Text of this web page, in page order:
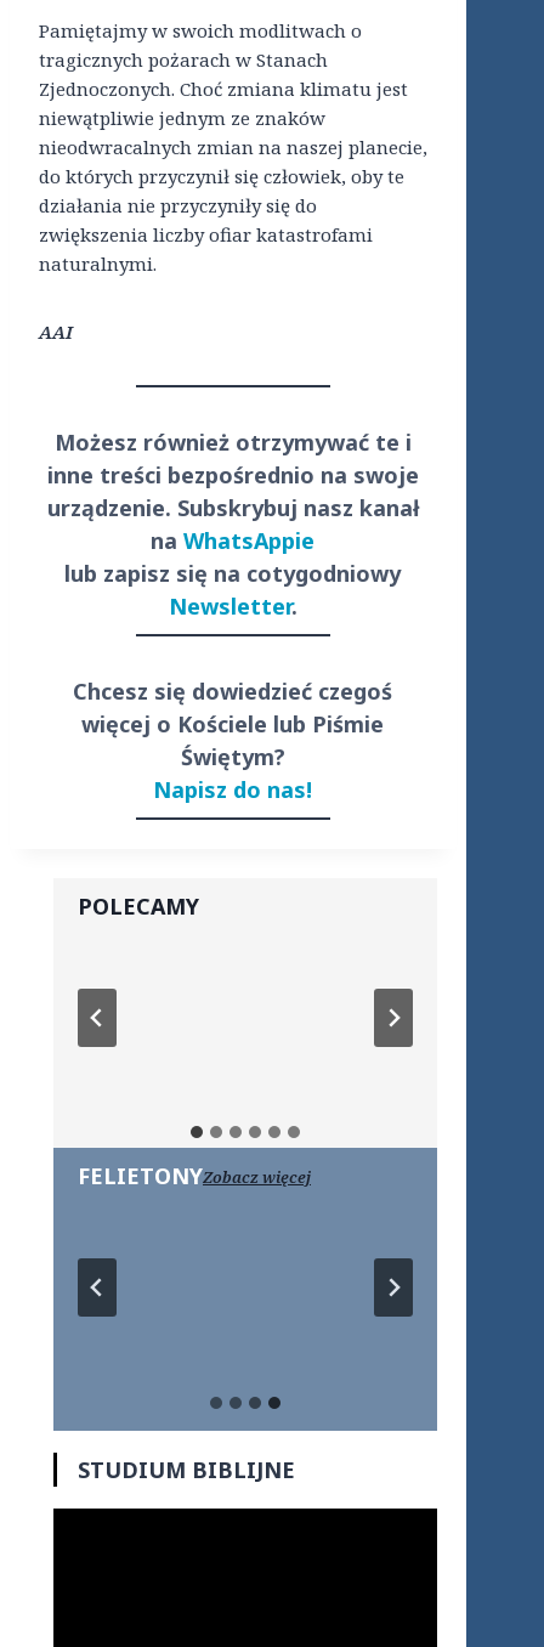
Pamiętajmy w swoich modlitwach o
tragicznych pożarach w Stanach
Zjednoczonych. Choć zmiana klimatu jest
niewątpliwie jednym ze znaków
nieodwracalnych zmian na naszej planecie,
do których przyczynił się człowiek, oby te
działania nie przyczyniły się do
zwiększenia liczby ofiar katastrofami
naturalnymi.
AAI
Możesz również otrzymywać te i
inne treści bezpośrednio na swoje
urządzenie. Subskrybuj nasz kanał
naWhatsAppie
lub zapisz się na cotygodniowy
Newsletter.
Chcesz się dowiedzieć czegoś
więcej o Kościele lub Piśmie
Świętym?
Napisz do nas!
POLECAMY
FELIETONYZobacz więcej
STUDIUM BIBLIJNE